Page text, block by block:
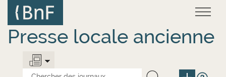
contenu
principal
Presse locale ancienne
Panneau de gestion des cookies